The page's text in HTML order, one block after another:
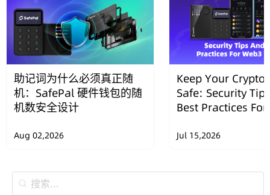
助记词为什么必须真正随
机：SafePal 硬件钱包的随
机数安全设计
Aug 02,2026
Keep Your Crypto
Safe: Security
Best Practices For
Jul 15,2026